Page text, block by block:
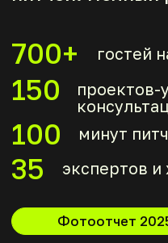
ХОЧУ НА СТАРТАП
НОЧЬ!
ЭКСПЕРТЫ